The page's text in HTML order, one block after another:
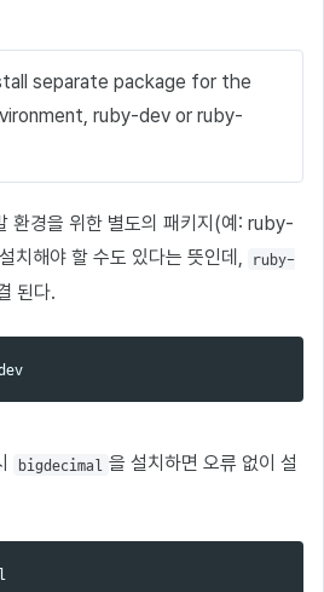
separate package for the
ruby-dev or ruby-
환경을 위한 별도의 패키지(예: ruby-
해야 할 수도 있다는 뜻인데,
ruby-
된다.
bigdecimal 을 설치하면 오류 없이 설